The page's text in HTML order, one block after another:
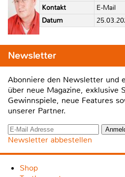
Kontakt
E-Mail
Datum
Newsletter
Abonniere den Newsletter und
über neue Magazine, exklusive
Gewinnspiele, neue Features
unserer Partner.
Newsletter abbestellen
Shop